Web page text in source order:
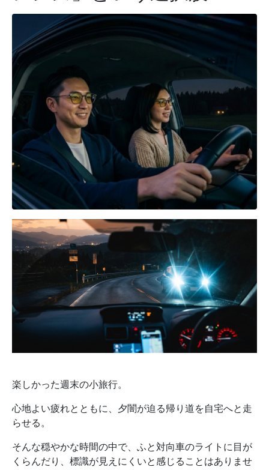
楽しかった週末の小旅行。
心地よい疲れとともに、夕闇が迫る帰り道を自宅へと走
らせる。
そんな穏やかな時間の中で、ふと対向車のライトに目が
くらんだり、標識が見えにくいと感じることはありませ